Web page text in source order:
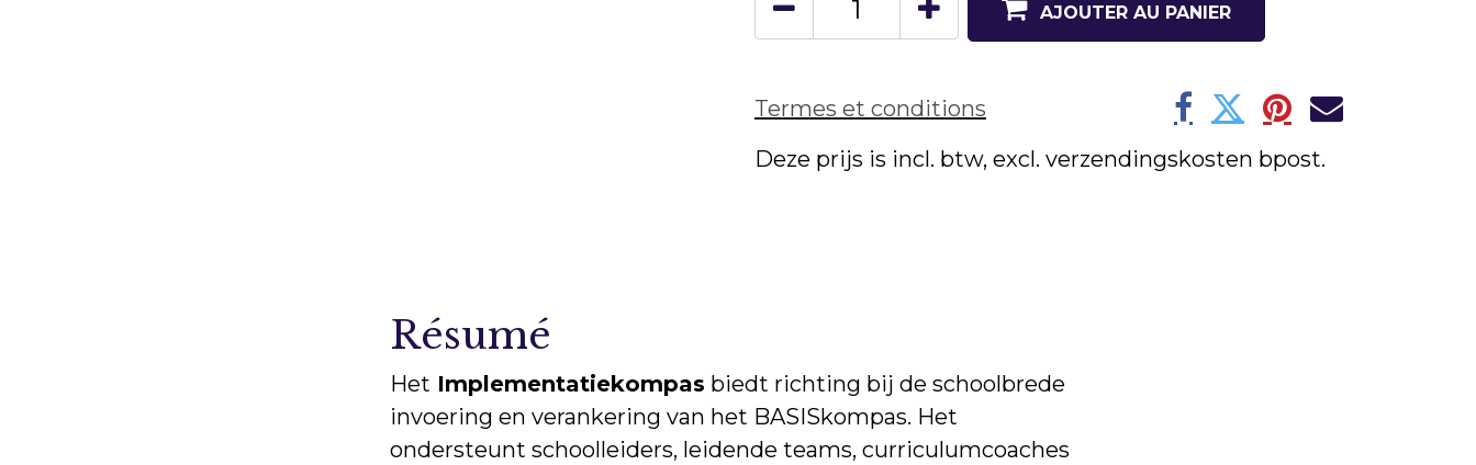
AJOUTER AU PANIER
Termes et conditions
Deze prijs is incl. btw, excl. verzendingskosten bpost.
Résumé
Het Implementatiekompas biedt richting bij de schoolbrede
invoering en verankering van het BASISkompas. Het
ondersteunt schoolleiders, leidende teams, curriculumcoaches